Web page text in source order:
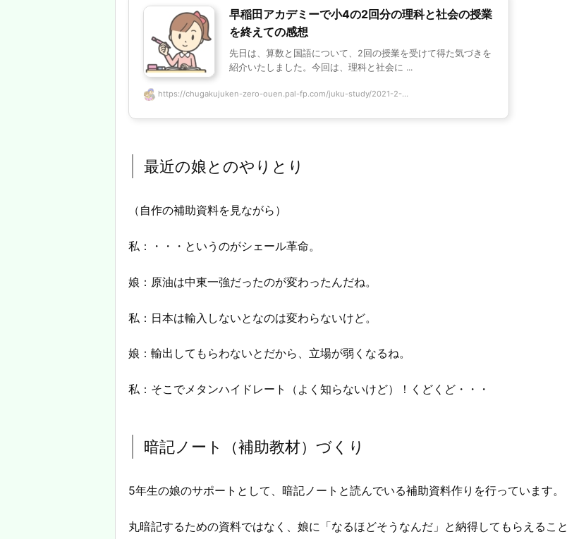
早稲田アカデミーで小4の2回分の理科と社会の授業
を終えての感想
先日は、算数と国語について、2回の授業を受けて得た気づきを
紹介いたしました。今回は、理科と社会に ...
https://chugakujuken-zero-ouen.pal-fp.com/juku-study/2021-2-...
最近の娘とのやりとり
（自作の補助資料を見ながら）
私：・・・というのがシェール革命。
娘：原油は中東一強だったのが変わったんだね。
私：日本は輸入しないとなのは変わらないけど。
娘：輸出してもらわないとだから、立場が弱くなるね。
私：そこでメタンハイドレート（よく知らないけど）！くどくど・・・
暗記ノート（補助教材）づくり
5年生の娘のサポートとして、暗記ノートと読んでいる補助資料作りを行っています。
丸暗記するための資料ではなく、娘に「なるほどそうなんだ」と納得してもらえること